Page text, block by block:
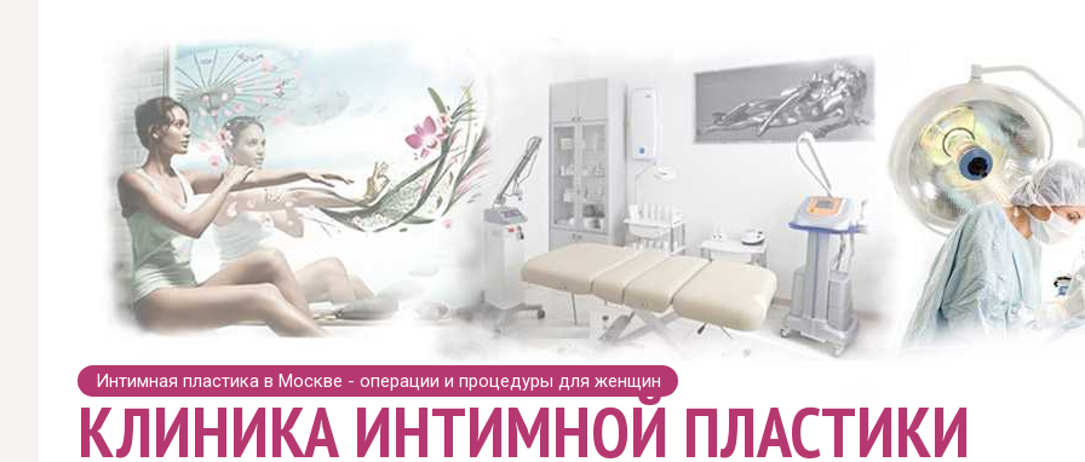
Интимная пластика в Москве - операции и процедуры для женщин
КЛИНИКА ИНТИМНОЙ ПЛАСТИКИ